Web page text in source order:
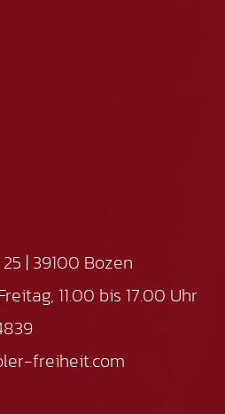
| 39100 Bozen
11.00 bis 17.00 Uhr
freiheit.com